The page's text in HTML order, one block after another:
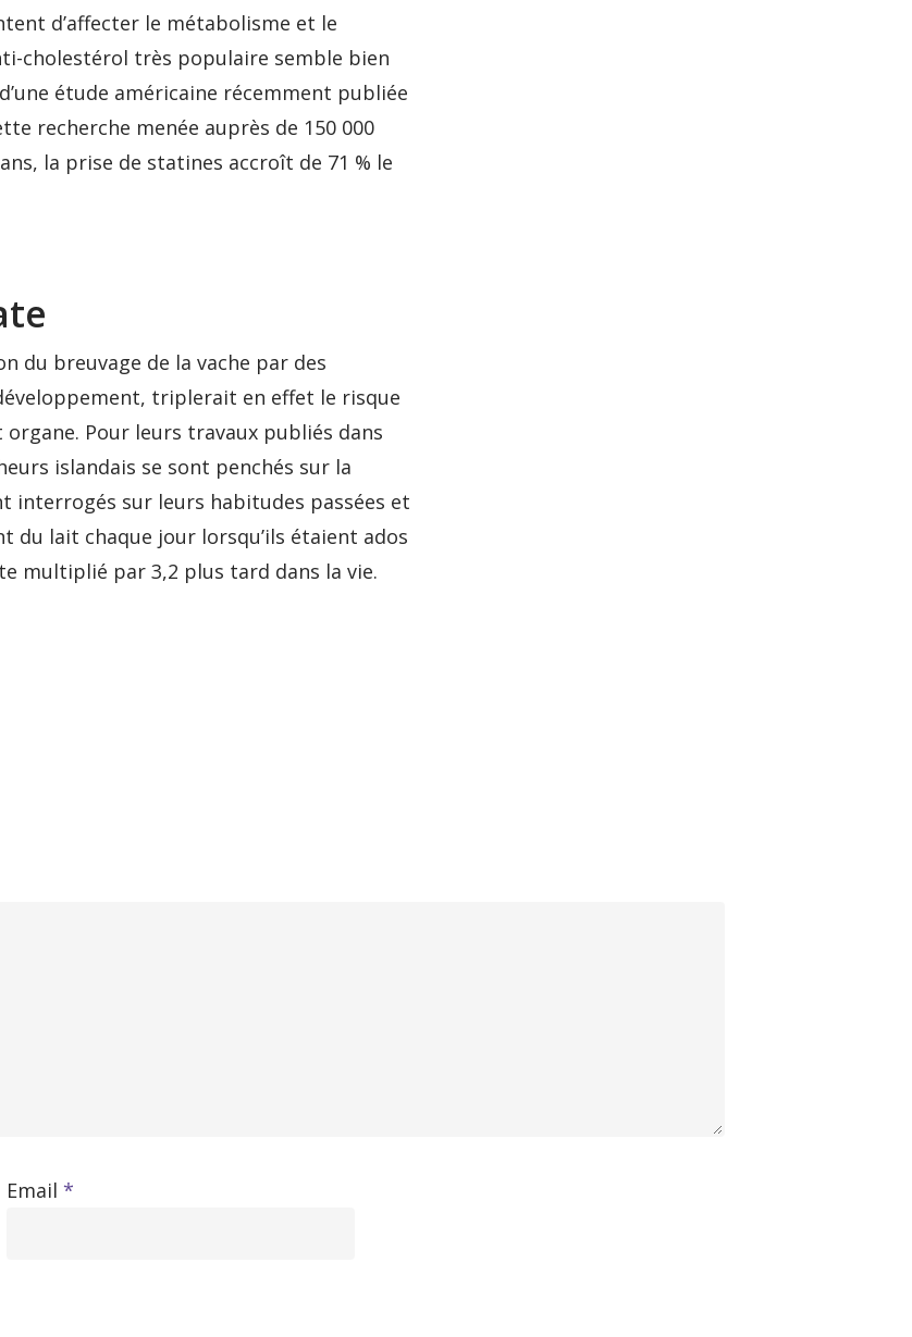
d’affecter le métabolisme et le
cholestérol très populaire semble bien
étude américaine récemment publiée
recherche menée auprès de 150 000
la prise de statines accroît de 71 % le
du breuvage de la vache par des
triplerait en effet le risque
Pour leurs travaux publiés dans
islandais se sont penchés sur la
interrogés sur leurs habitudes passées et
du lait chaque jour lorsqu’ils étaient ados
multiplié par 3,2 plus tard dans la vie.
Email *